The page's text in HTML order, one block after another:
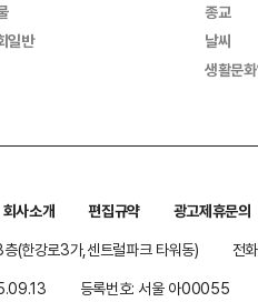
일반
종교
날씨
생활문
회사소개 편집규약
광고제휴문의
(한강로3가,센트럴파크 타워동)
전
등록번호: 서울 아00055